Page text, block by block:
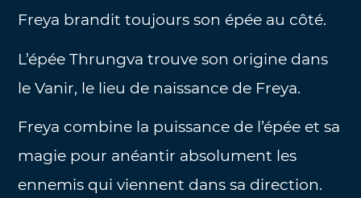
Freya brandit toujours son épée au côté.
L’épée Thrungva trouve son origine dans
le Vanir, le lieu de naissance de Freya.
Freya combine la puissance de l’épée et sa
magie pour anéantir absolument les
ennemis qui viennent dans sa direction.